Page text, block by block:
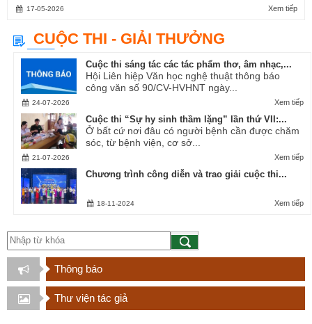
Xem tiếp
17-05-2026
CUỘC THI - GIẢI THƯỞNG
Cuộc thi sáng tác các tác phẩm thơ, âm nhạc,...
Hội Liên hiệp Văn học nghệ thuật thông báo
công văn số 90/CV-HVHNT ngày...
Xem tiếp
24-07-2026
Cuộc thi “Sự hy sinh thầm lặng” lần thứ VII:...
Ở bất cứ nơi đâu có người bệnh cần được chăm
sóc, từ bệnh viện, cơ sở...
Xem tiếp
21-07-2026
Chương trình công diễn và trao giải cuộc thi...
Xem tiếp
18-11-2024
Thông báo
Thư viện tác giả